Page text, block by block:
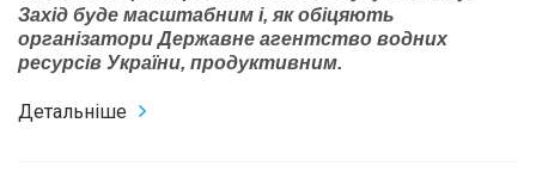
Захід буде масштабним і, як обіцяють
організатори Державне агентство водних
ресурсів України, продуктивним.
Детальніше